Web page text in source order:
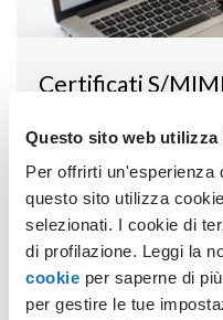
Questo sito web utilizza
Per offrirti un'esperienza
questo sito utilizza
selezionati. I cookie di
di profilazione. Leggi la
cookie per saperne di
per gestire le tue
L’adozione del
di inviare email firmate
sicurezza e della
questo sistema è
diffusa senza